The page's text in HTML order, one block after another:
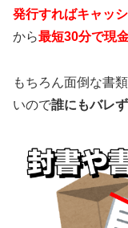
発行すればキャッ
から最短30分で現
もちろん面倒な書
いので誰にもバレ